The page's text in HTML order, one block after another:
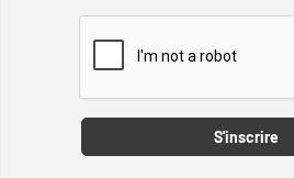
S'inscrire